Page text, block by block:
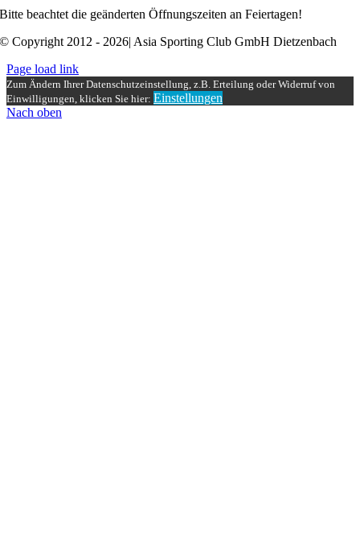
Bitte beachtet die geänderten Öffnungszeiten an Feiertagen!
© Copyright 2012 - 2026| Asia Sporting Club GmbH Dietzenbach
Page load link
Zum Ändern Ihrer Datenschutzeinstellung, z.B. Erteilung oder Widerruf von
Einwilligungen, klicken Sie hier: Einstellungen
Nach oben